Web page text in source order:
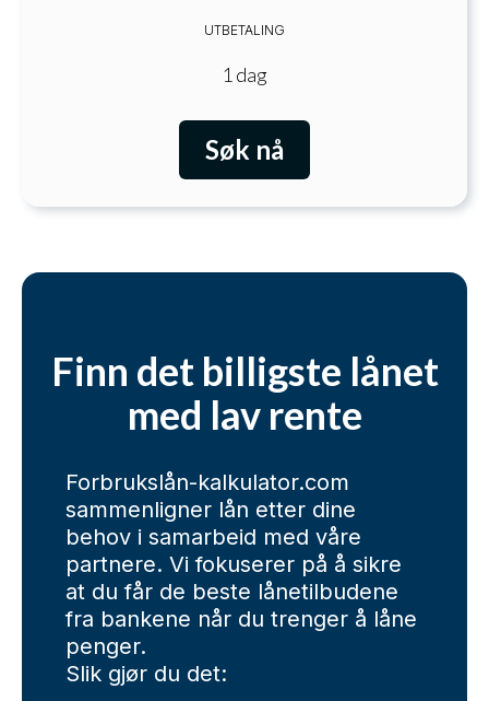
UTBETALING
1 dag
Søk nå
Finn det billigste lånet
med lav rente
Forbrukslån-kalkulator.com
sammenligner lån etter dine
behov i samarbeid med våre
partnere. Vi fokuserer på å sikre
at du får de beste lånetilbudene
fra bankene når du trenger å låne
penger.
Slik gjør du det: